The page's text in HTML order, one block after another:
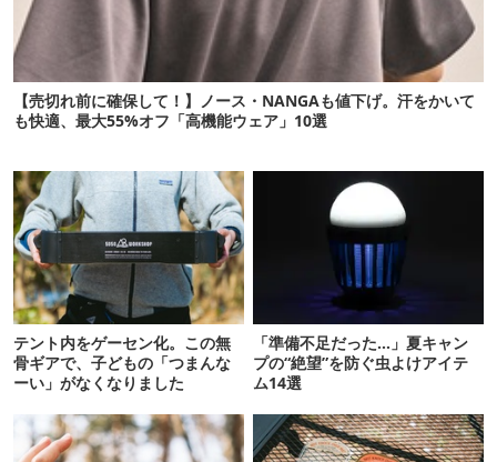
【売切れ前に確保して！】ノース・NANGAも値下げ。汗をかいて
も快適、最大55%オフ「高機能ウェア」10選
テント内をゲーセン化。この無
骨ギアで、子どもの「つまんな
ーい」がなくなりました
「準備不足だった…」夏キャン
プの“絶望”を防ぐ虫よけアイテ
ム14選